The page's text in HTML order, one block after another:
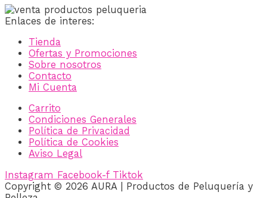
Enlaces de interes:
Tienda
Ofertas y Promociones
Sobre nosotros
Contacto
Mi Cuenta
Carrito
Condiciones Generales
Política de Privacidad
Política de Cookies
Aviso Legal
Instagram Facebook-f Tiktok
Copyright © 2026 AURA | Productos de Peluquería y